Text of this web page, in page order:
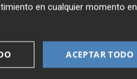
en cualquier momento en
ACEPTAR TODO